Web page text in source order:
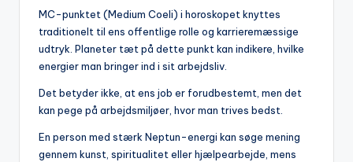
MC-punktet (Medium Coeli) i horoskopet knyttes
traditionelt til ens offentlige rolle og karrieremæssige
udtryk. Planeter tæt på dette punkt kan indikere, hvilke
energier man bringer ind i sit arbejdsliv.
Det betyder ikke, at ens job er forudbestemt, men det
kan pege på arbejdsmiljøer, hvor man trives bedst.
En person med stærk Neptun-energi kan søge mening
gennem kunst, spiritualitet eller hjælpearbejde, mens